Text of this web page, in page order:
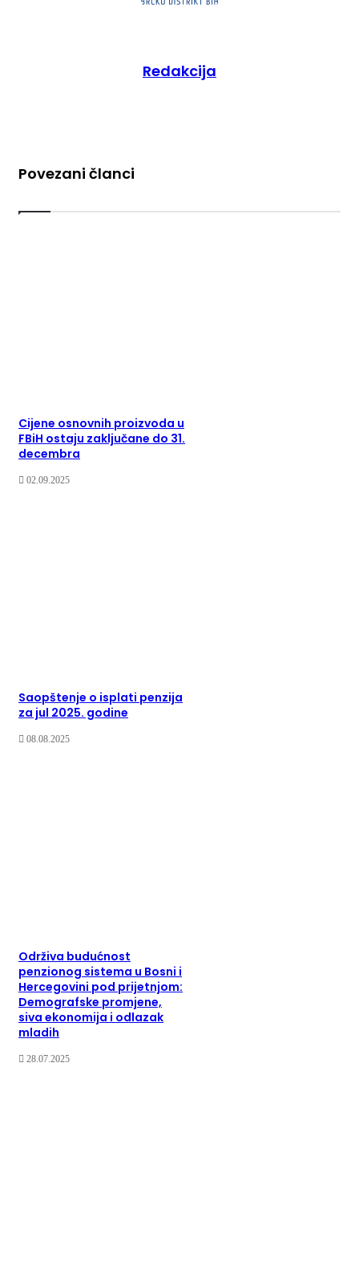
Redakcija
Povezani članci
Cijene osnovnih proizvoda u
FBiH ostaju zaključane do 31.
decembra
02.09.2025
Saopštenje o isplati penzija
za jul 2025. godine
08.08.2025
Održiva budućnost
penzionog sistema u Bosni i
Hercegovini pod prijetnjom:
Demografske promjene,
siva ekonomija i odlazak
mladih
28.07.2025